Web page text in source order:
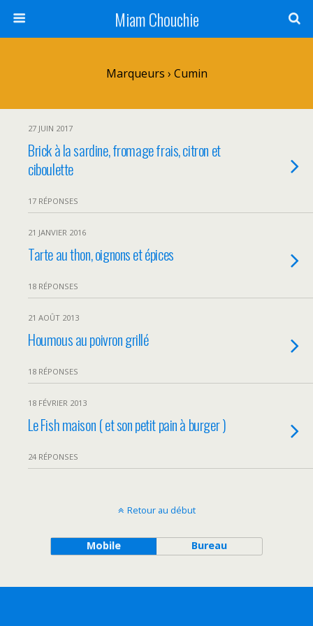
Miam Chouchie
Marqueurs › Cumin
27 JUIN 2017
Brick à la sardine, fromage frais, citron et
ciboulette
17 RÉPONSES
21 JANVIER 2016
Tarte au thon, oignons et épices
18 RÉPONSES
21 AOÛT 2013
Houmous au poivron grillé
18 RÉPONSES
18 FÉVRIER 2013
Le Fish maison ( et son petit pain à burger )
24 RÉPONSES
Retour au début
Mobile Bureau